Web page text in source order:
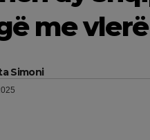
me
Simoni